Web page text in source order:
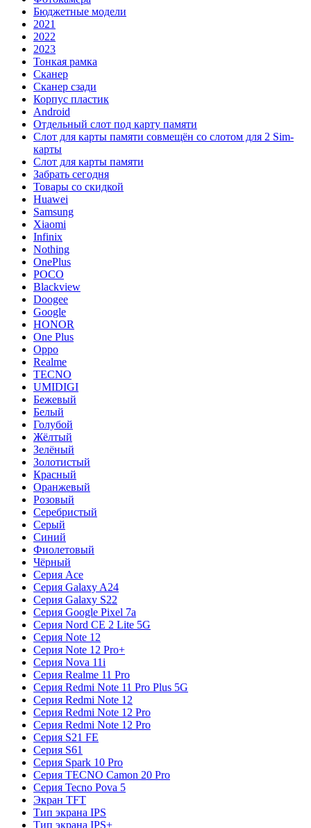
Бюджетные модели
2021
2022
2023
Тонкая рамка
Сканер
Сканер сзади
Корпус пластик
Android
Отдельный слот под карту памяти
Слот для карты памяти совмещён со слотом для 2 Sim-
карты
Слот для карты памяти
Забрать сегодня
Товары со скидкой
Huawei
Samsung
Xiaomi
Infinix
Nothing
OnePlus
POCO
Blackview
Doogee
Google
HONOR
One Plus
Oppo
Realme
TECNO
UMIDIGI
Бежевый
Белый
Голубой
Жёлтый
Зелёный
Золотистый
Красный
Оранжевый
Розовый
Серебристый
Серый
Синий
Фиолетовый
Чёрный
Серия Ace
Серия Galaxy A24
Серия Galaxy S22
Серия Google Pixel 7a
Серия Nord CE 2 Lite 5G
Серия Note 12
Серия Note 12 Pro+
Серия Nova 11i
Серия Realme 11 Pro
Серия Redmi Note 11 Pro Plus 5G
Серия Redmi Note 12
Серия Redmi Note 12 Pro
Серия Redmi Note 12 Pro
Серия S21 FE
Серия S61
Серия Spark 10 Pro
Серия TECNO Camon 20 Pro
Серия Tecno Pova 5
Экран TFT
Тип экрана IPS
Тип экрана IPS+